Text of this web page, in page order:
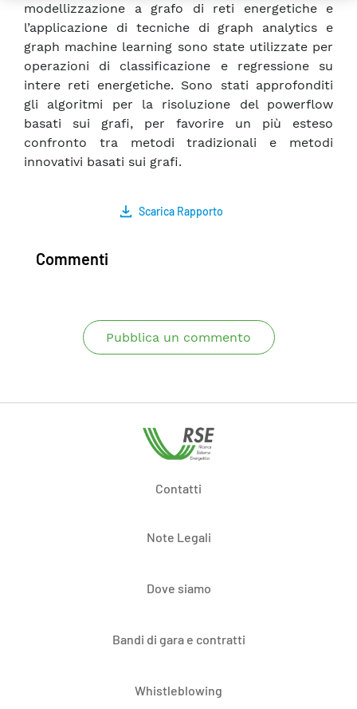
modellizzazione a grafo di reti energetiche e
l’applicazione di tecniche di graph analytics e
graph machine learning sono state utilizzate per
operazioni di classificazione e regressione su
intere reti energetiche. Sono stati approfonditi
gli algoritmi per la risoluzione del powerflow
basati sui grafi, per favorire un più esteso
confronto tra metodi tradizionali e metodi
innovativi basati sui grafi.
Scarica Rapporto
Commenti
Pubblica un commento
Contatti
Note Legali
Dove siamo
Bandi di gara e contratti
Whistleblowing